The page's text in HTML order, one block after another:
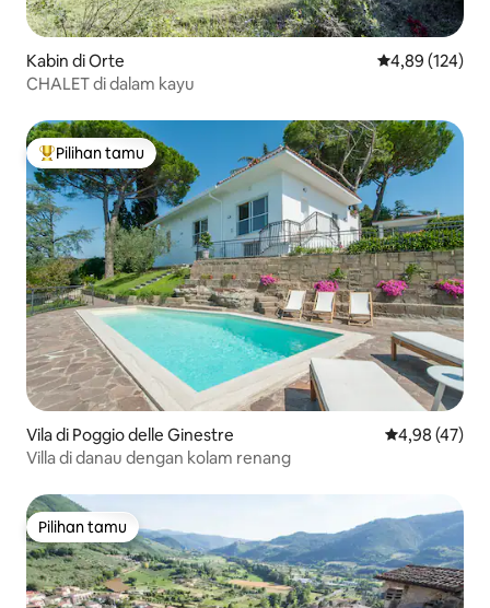
Kabin di Orte Nilai rata-rata
4,89 (124)
CHALET di dalam kayu
Pilihan tamu terpopuler
Pilihan tamu
Vila di Poggio delle Ginestre Nilai rata-rata
4,98 (47)
Villa di danau dengan kolam renang
Pilihan tamu
Pilihan tamu